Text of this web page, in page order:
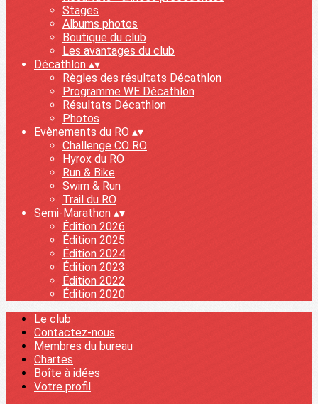
Stages
Albums photos
Boutique du club
Les avantages du club
Décathlon ▴▾
Règles des résultats Décathlon
Programme WE Décathlon
Résultats Décathlon
Photos
Evènements du RO ▴▾
Challenge CO RO
Hyrox du RO
Run & Bike
Swim & Run
Trail du RO
Semi-Marathon ▴▾
Édition 2026
Édition 2025
Édition 2024
Édition 2023
Édition 2022
Édition 2020
Le club
Contactez-nous
Membres du bureau
Chartes
Boîte à idées
Votre profil